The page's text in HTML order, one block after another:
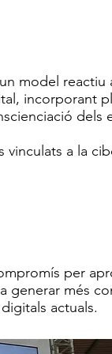
model reactiu
incorporant
dels
vinculats a la
per
generar més
actuals.